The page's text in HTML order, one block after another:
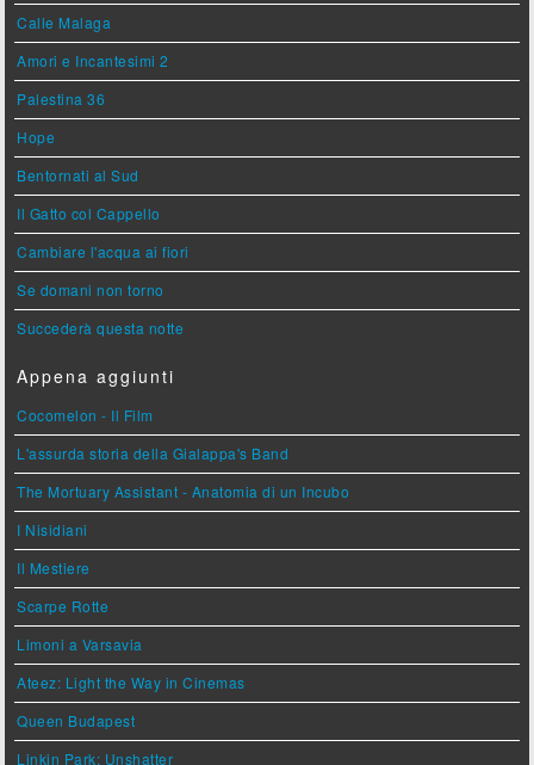
Calle Malaga
Amori e Incantesimi 2
Palestina 36
Hope
Bentornati al Sud
Il Gatto col Cappello
Cambiare l'acqua ai fiori
Se domani non torno
Succederà questa notte
Appena aggiunti
Cocomelon - Il Film
L'assurda storia della Gialappa's Band
The Mortuary Assistant - Anatomia di un Incubo
I Nisidiani
Il Mestiere
Scarpe Rotte
Limoni a Varsavia
Ateez: Light the Way in Cinemas
Queen Budapest
Linkin Park: Unshatter